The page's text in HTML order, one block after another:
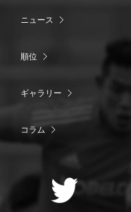
ニュース
順位
ギャラリー
コラム